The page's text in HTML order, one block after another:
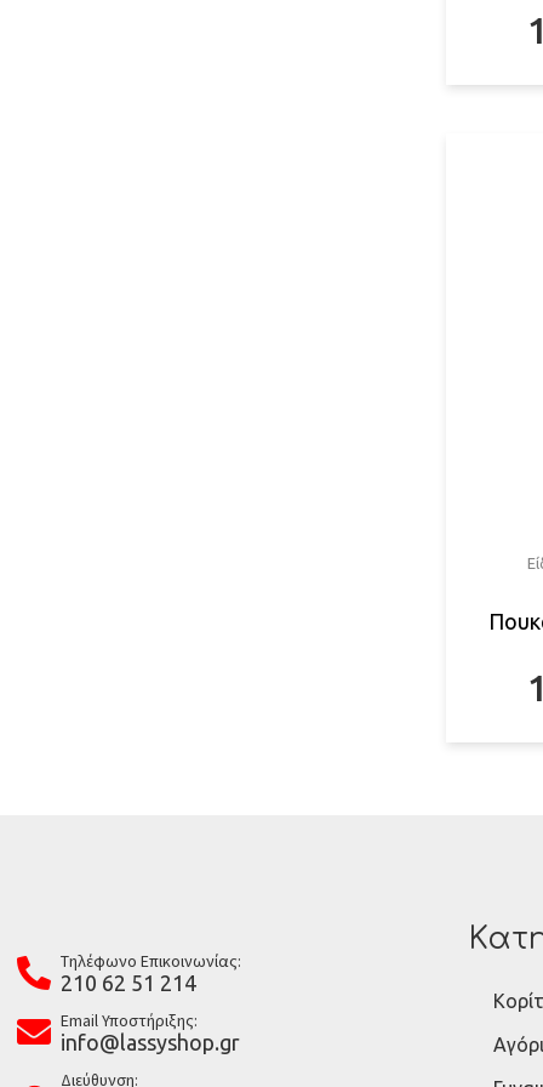
Tηλέφωνο Επικοινωνίας:
210 62 51 214
Email Υποστήριξης:
info@lassyshop.gr
Διεύθυνση:
Αγόρι